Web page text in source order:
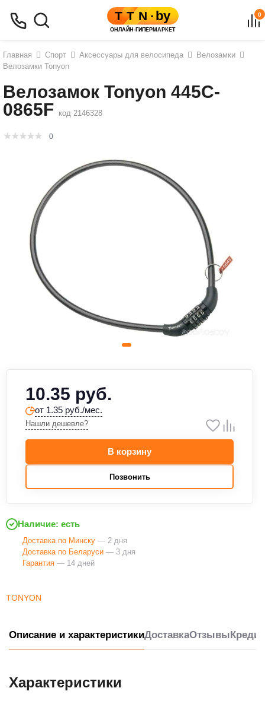
0
Главная Спорт Аксессуары для велосипеда
Велозамки
Велозамки Tonyon
Велозамок Tonyon 445C-
0865F код 2146328
0
TONYON
10.35 руб.
от 1.35 руб./мес.
Нашли дешевле?
В корзину
Позвонить
Наличие: есть
Доставка по Минску — 2 дня
Доставка по Беларуси — 3 дня
Гарантия — 14 дней
Описание и характеристикиДоставкаОтзывы
Характеристики